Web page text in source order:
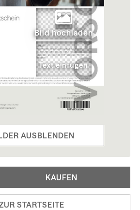
Bild hochladen
AUSBLENDEN
KAUFEN
STARTSEITE